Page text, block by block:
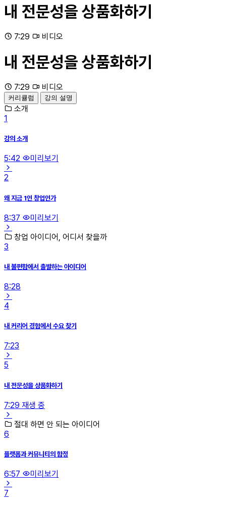
내 전문성을 상품화하기
7:29 비디오
내 전문성을 상품화하기
7:29 비디오
커리큘럼 강의 설명
소개
1
강의 소개
5:42
미리보기
2
왜 지금 1인 창업인가
8:37
미리보기
창업 아이디어, 어디서 찾을까
3
내 불편함에서 출발하는 아이디어
8:28
4
내 커리어 경험에서 수요 찾기
7:23
5
내 전문성을 상품화하기
7:29 재생 중
절대 하면 안 되는 아이디어
6
플랫폼과 커뮤니티의 함정
6:57
미리보기
7